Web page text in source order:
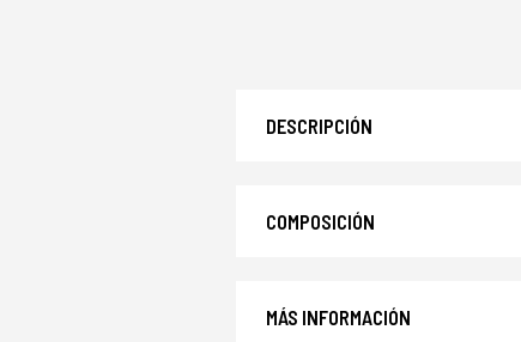
DESCRIPCIÓN
COMPOSICIÓN
MÁS INFORMACIÓN